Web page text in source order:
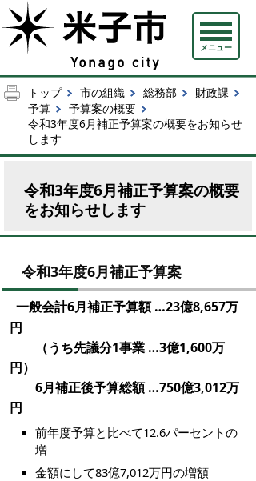
メニュー
トップ 市の組織 総務部
財政課
予算
予算案の概要
令和3年度6月補正予算案の概要をお知らせ
します
令和3年度6月補正予算案の概要
をお知らせします
令和3年度6月補正予算案
一般会計6月補正予算額 …23億8,657万
円
（うち先議分1事業 …3億1,600万
円）
6月補正後予算総額 …750億3,012万
円
前年度予算と比べて12.6パーセントの
増
金額にして83億7,012万円の増額